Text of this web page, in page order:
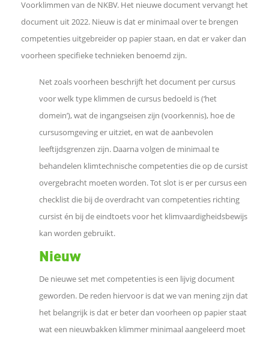
l
e
o
p
a
c
e
b
o
Voorklimmen van de NKBV. Het nieuwe document vervangt het
document uit 2022. Nieuw is dat er minimaal over te brengen
competenties uitgebreider op papier staan, en dat er vaker dan
voorheen specifieke technieken benoemd zijn.
Net zoals voorheen beschrijft het document per cursus
voor welk type klimmen de cursus bedoeld is (‘het
domein’), wat de ingangseisen zijn (voorkennis), hoe de
cursusomgeving er uitziet, en wat de aanbevolen
leeftijdsgrenzen zijn. Daarna volgen de minimaal te
behandelen klimtechnische competenties die op de cursist
overgebracht moeten worden. Tot slot is er per cursus een
checklist die bij de overdracht van competenties richting
cursist én bij de eindtoets voor het klimvaardigheidsbewijs
kan worden gebruikt.
Nieuw
De nieuwe set met competenties is een lijvig document
geworden. De reden hiervoor is dat we van mening zijn dat
het belangrijk is dat er beter dan voorheen op papier staat
wat een nieuwbakken klimmer minimaal aangeleerd moet